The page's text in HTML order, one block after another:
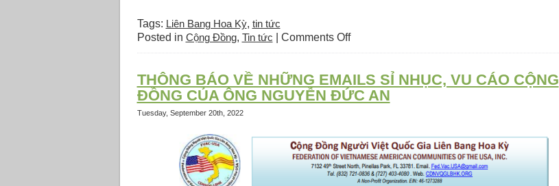
Tags: Liên Bang Hoa Kỳ, tin tức
Posted in Cộng Đồng, Tin tức Comments Offon
THÔNG
VỀ
VIỆC
BÀ
HOÀNG
HOA
NÓI
THÔNG BÁO VỀ NHỮNG EMAILS SỈ NHỤC, VU CÁO CỘNG
ĐỒNG CỦA ÔNG NGUYỄN ĐỨC AN
Tuesday, September 20th, 2022